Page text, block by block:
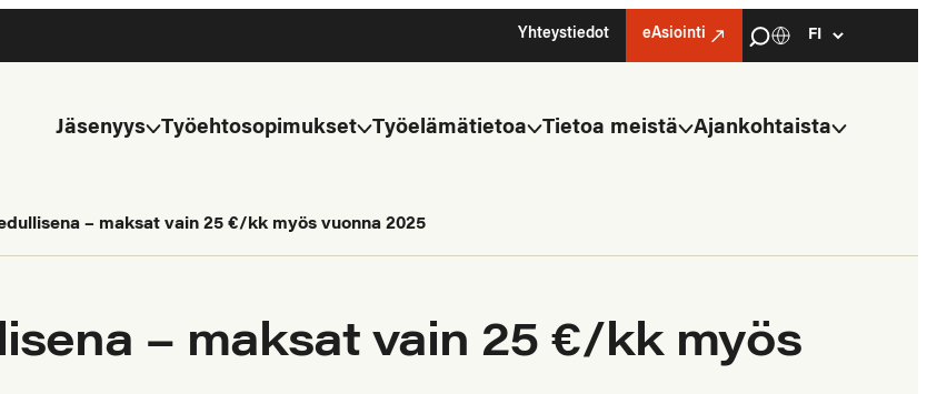
Yhteystiedot eAsiointi
Haku
Kielivalinta
Select
Jäsenyys Työehtosopimukset Työelämätietoa Tietoa meistä Ajankohtaista
– maksat vain 25 €/kk myös vuonna 2025
– maksat vain 25 €/kk myös